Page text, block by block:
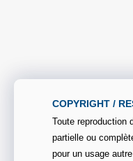
COPYRIGHT /
Toute reproduction
partielle ou
pour un usage